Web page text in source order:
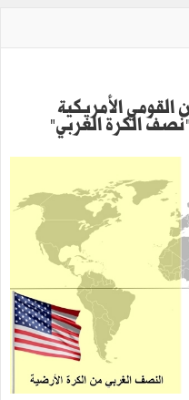
القومي الأمريكية
الكرة الغربي"